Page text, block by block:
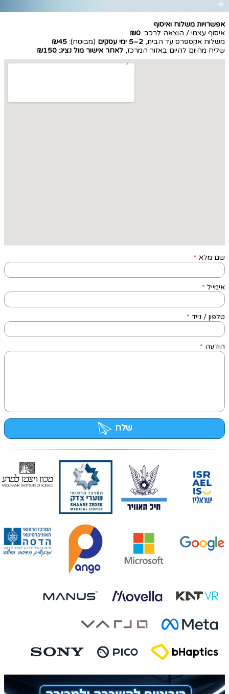
אפשרויות משלוח ואיסוף
איסוף עצמי / הוצאה לרכב: ₪0
משלוח אקספרס עד הבית, 2–5 ימי עסקים (מבוטח): ₪45
שליח מהיום להיום באזור המרכז, לאחר אישור מול נציג:
₪150
שם מלא *
אימייל *
טלפון / נייד *
הודעה *
שלח